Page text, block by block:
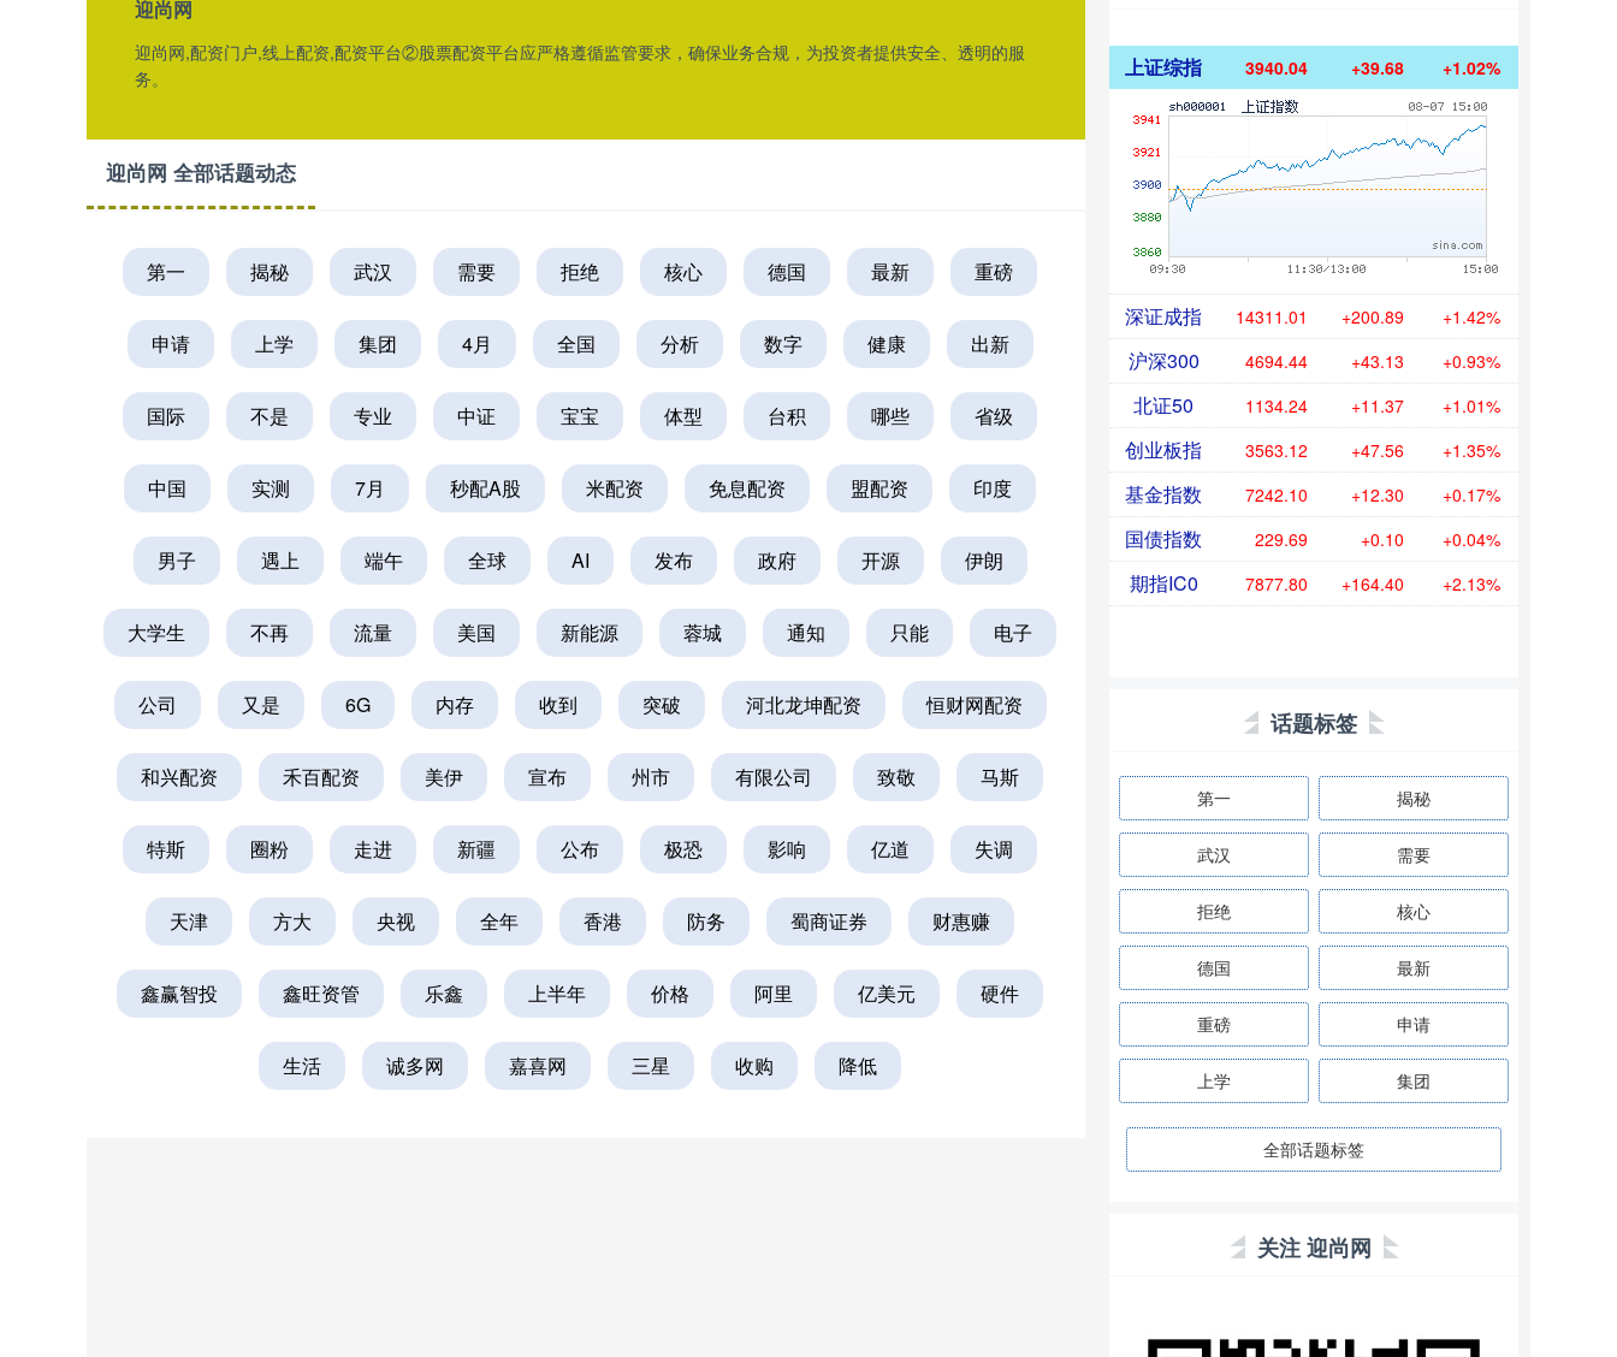
迎尚网
迎尚网,配资门户,线上配资,配资平台②股票配资平台应严格遵循监管要求，确保业务合规，为投资者提供安全、透明的服
务。
迎尚网 全部话题动态
第一 揭秘 武汉 需要 拒绝 核心 德国 最新 重磅
申请 上学 集团 4月 全国 分析 数字 健康 出新
国际 不是 专业 中证 宝宝 体型 台积 哪些 省级
中国 实测 7月 秒配A股 米配资 免息配资 盟配资 印度
男子 遇上 端午 全球 AI 发布 政府 开源 伊朗
大学生 不再 流量 美国 新能源 蓉城 通知 只能 电子
公司 又是 6G 内存 收到 突破 河北龙坤配资 恒财网配资
和兴配资 禾百配资 美伊 宣布 州市 有限公司 致敬 马斯
特斯 圈粉 走进 新疆 公布 极恐 影响 亿道 失调
天津 方大 央视 全年 香港 防务 蜀商证券 财惠赚
鑫赢智投 鑫旺资管 乐鑫 上半年 价格 阿里 亿美元 硬件
生活 诚多网 嘉喜网 三星 收购 降低
上证综指 3940.04 +39.68 +1.02%
深证成指 14311.01 +200.89 +1.42%
沪深300 4694.44 +43.13 +0.93%
北证50 1134.24 +11.37 +1.01%
创业板指 3563.12 +47.56 +1.35%
基金指数 7242.10 +12.30 +0.17%
国债指数 229.69 +0.10 +0.04%
期指IC0 7877.80 +164.40 +2.13%
话题标签
第一 揭秘
武汉 需要
拒绝 核心
德国 最新
重磅 申请
上学 集团
全部话题标签
关注 迎尚网